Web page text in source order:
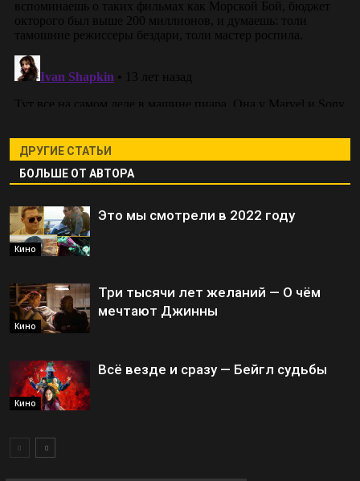
ДРУГИЕ СТАТЬИ
БОЛЬШЕ ОТ АВТОРА
Кино
Это мы смотрели в 2022 году
Кино
Три тысячи лет желаний — О чём
мечтают Джинны
Кино
Всё везде и сразу — Бейгл судьбы